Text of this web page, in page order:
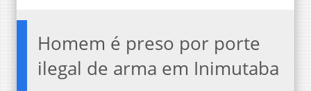
Homem é preso por porte
ilegal de arma em Inimutaba